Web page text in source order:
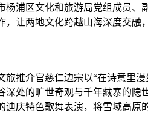
杨浦区文化和旅游局党组成员
让两地文化跨越山海深度交融
介官慈仁边宗以“在诗意里漫
处的旷世奇观与千年藏寨的隐
迪庆特色歌舞表演，将雪域高原